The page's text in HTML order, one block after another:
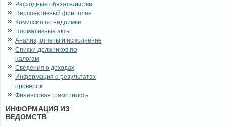
Расходные обязательства
Перспективный фин. план
Комиссия по недоимке
Нормативные акты
Анализ, отчеты и исполнение
Списки должников по
налогам
Сведения о доходах
Информация о результатах
проверок
Финансовая грамотность
ИНФОРМАЦИЯ ИЗ
ВЕДОМСТВ